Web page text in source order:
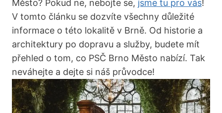
Město? ⁢Pokud ne, nebojte se, jsme tu pro vás!
V tomto článku se dozvíte všechny⁤ důležité ​
informace o⁢ této lokalitě v Brně. Od historie a
architektury po ​dopravu⁢ a služby, ​budete mít
přehled o tom, co ‍PSČ Brno Město nabízí. Tak
neváhejte ‍a dejte ‍si náš průvodce!